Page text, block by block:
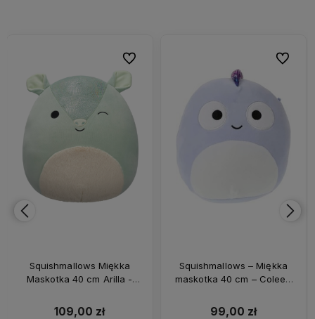
Squishmallows Miękka
Maskotka 40 cm Arilla -
109,00 zł
Do ulubionych
Squishmallows – Miękka
maskotka 40 cm – Coleen
99,00 zł
Do